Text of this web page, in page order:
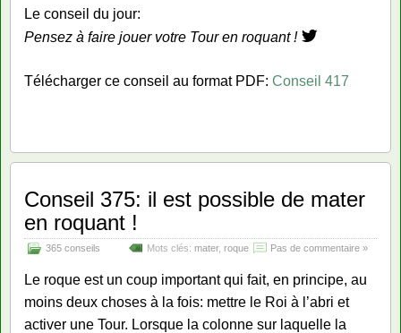
Le conseil du jour:
Pensez à faire jouer votre Tour en roquant !
Télécharger ce conseil au format PDF: Conseil 417
Conseil 375: il est possible de mater
en roquant !
365 conseils Pas de commentaire »
Mots clés: mater, roque
Le roque est un coup important qui fait, en principe, au
moins deux choses à la fois: mettre le Roi à l’abri et
activer une Tour. Lorsque la colonne sur laquelle la